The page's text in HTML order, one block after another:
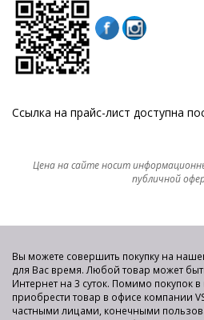
Ссылка на прайс-лист доступна
Цена на сайте носит
публичной
Вы можете совершить покупку на
для Вас время. Любой товар может
Интернет на 3 суток. Помимо покупок
приобрести товар в офисе компании
частными лицами, конечными